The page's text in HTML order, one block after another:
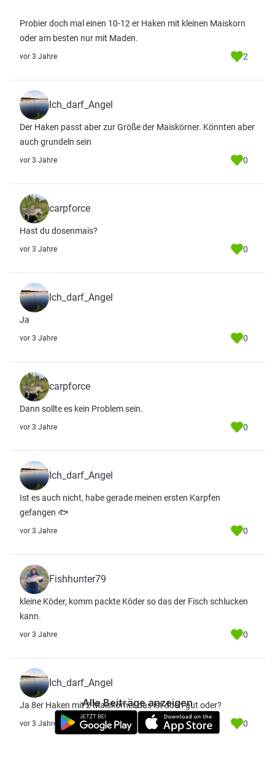
Probier doch mal einen 10-12 er Haken mit kleinen Maiskorn
oder am besten nur mit Maden.
vor 3 Jahre 2
Ich_darf_Angel
Der Haken passt aber zur Größe der Maiskörner. Könnten aber
auch grundeln sein
vor 3 Jahre 0
carpforce
Hast du dosenmais?
vor 3 Jahre 0
Ich_darf_Angel
Ja
vor 3 Jahre 0
carpforce
Dann sollte es kein Problem sein.
vor 3 Jahre 0
Ich_darf_Angel
Ist es auch nicht, habe gerade meinen ersten Karpfen
gefangen 🐟
vor 3 Jahre 0
Fishhunter79
kleine Köder, komm packte Köder so das der Fisch schlucken
kann.
vor 3 Jahre 0
Ich_darf_Angel
Ja 8er Haken mit 2 Maiskörner das ist doch gut oder?
vor 3 Jahre 0
Alle Beiträge anzeigen